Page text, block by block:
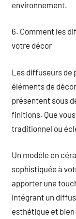
environnement.
6. Comment les
votre décor
Les diffuseurs de
éléments de
présentent sous
finitions. Que
traditionnel ou
Un modèle en
sophistiquée à
apporter une
intégrant un
esthétique et